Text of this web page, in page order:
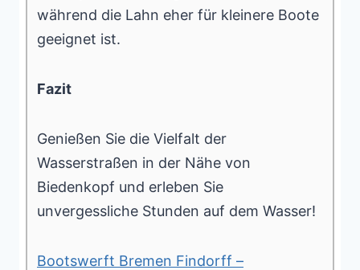
während die Lahn eher für kleinere Boote
geeignet ist.
Fazit
Genießen Sie die Vielfalt der
Wasserstraßen in der Nähe von
Biedenkopf und erleben Sie
unvergessliche Stunden auf dem Wasser!
Bootswerft Bremen Findorff –